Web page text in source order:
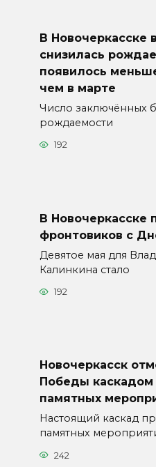
В Новочеркасске
снизилась
появилось
чем в марте
Число заключённых
рождаемости
192
В Новочеркасске
фронтовиков с
Девятое мая для
Калинкина стало
192
Новочеркасск
Победы каскадом
памятных
Настоящий каскад
памятных
242